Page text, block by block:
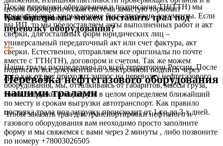
целом бюрократическая система зачастую тормозит
транспортировку.
После перевозки обрудования и подписания ТН(ТТН) мы
предоставляем закрывающие бухгалтерские документы. Если
вы ИП, то мы предоставляем акты выполненных работ и акт
сверки, для остальных форм юридических лиц –
универсальный передаточный акт или счет фактура, акт
сверки. Естественно, отправляем все оригиналы по почте
вместе с ТТН(ТН), договором и счетом. Так же можем
подписать все документы по электронной подписи через
систему СБИС.
Как быстро мы можем поставить трал под
перевозку оборудования?
Наши тралы распределены по всей территории России. После
того как от вас приходит запрос на перевозку нефтегазового
оборудования, мы, отталкиваясь от габаритов, массы груза,
точки загрузки и маршрута в целом определяем ближайший
по месту и срокам выгрузки автотранспорт. Как правило
поставка трала под загрузку происходит от 1-го до 3-х дней.
Перевозка нефтегазового оборудования
нашими тралами
Чтобы заказать трал для транспортировки нефтяного и
газового оборудования вам неоходимо просто заполните
форму и мы свяжемся с вами через 2 минуты , либо позвоните
по номеру +78003026505